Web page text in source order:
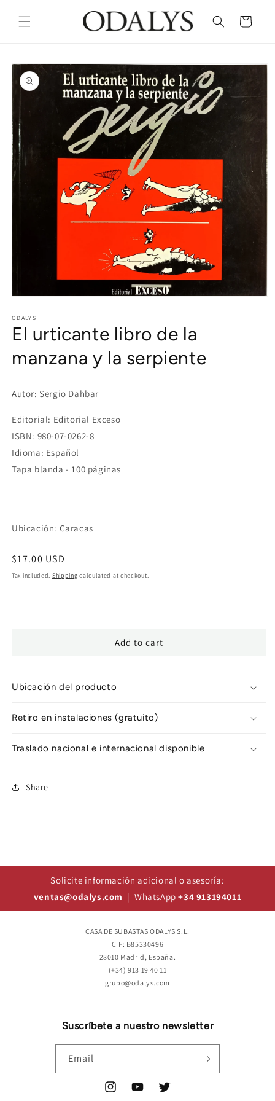
content
Cart
Skip to
product
information
1
in
modal
ODALYS
El urticante libro de la
manzana y la serpiente
Autor: Sergio Dahbar
Editorial: Editorial Exceso
ISBN: 980-07-0262-8
Idioma: Español
Tapa blanda - 100 páginas
Ubicación: Caracas
Regular
price
$17.00 USD
Tax included. Shipping calculated at checkout.
Add to cart
Ubicación del producto
Retiro en instalaciones (gratuito)
Traslado nacional e internacional disponible
Share
Solicite información adicional o asesoría:
ventas@odalys.com | WhatsApp+34 913194011
CASA DE SUBASTAS ODALYS S.L.
CIF: B85330496
28010 Madrid, España.
(+34) 913 19 40 11
grupo@odalys.com
Suscríbete a nuestro newsletter
Email
InstagramYouTubeTwitter